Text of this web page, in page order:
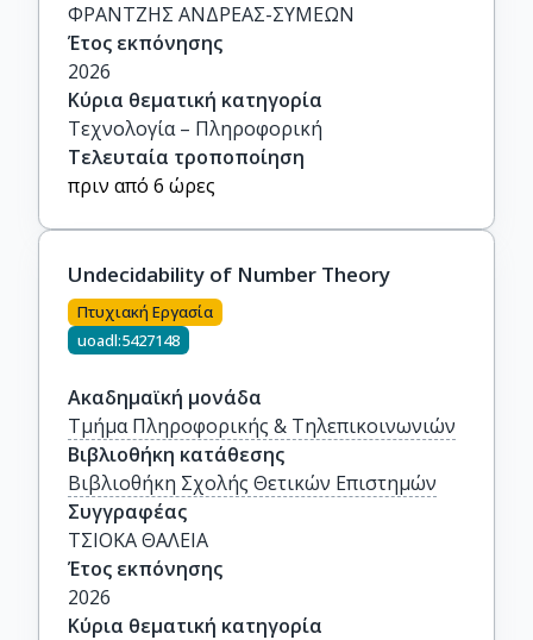
ΦΡΑΝΤΖΗΣ ΑΝΔΡΕΑΣ-ΣΥΜΕΩΝ
Έτος εκπόνησης
2026
Κύρια θεματική κατηγορία
Τεχνολογία – Πληροφορική
Τελευταία τροποποίηση
πριν από 6 ώρες
Undecidability of Number Theory
Πτυχιακή Εργασία
uoadl:5427148
Ακαδημαϊκή μονάδα
Τμήμα Πληροφορικής & Τηλεπικοινωνιών
Βιβλιοθήκη κατάθεσης
Βιβλιοθήκη Σχολής Θετικών Επιστημών
Συγγραφέας
ΤΣΙΟΚΑ ΘΑΛΕΙΑ
Έτος εκπόνησης
2026
Κύρια θεματική κατηγορία